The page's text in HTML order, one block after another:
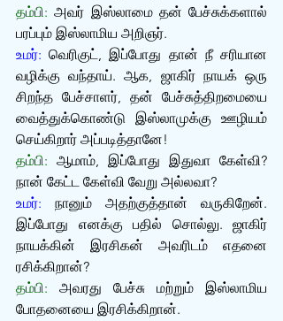
தம்பி: அவர் இஸ்லாமை தன் பேச்சுக்களால்
பரப்பும் இஸ்லாமிய அறிஞர்.
உமர்: வெரிகுட், இப்போது தான் நீ சரியான
வழிக்கு வந்தாய். ஆக, ஜாகிர் நாயக் ஒரு
சிறந்த பேச்சாளர், தன் பேச்சுத்திறமையை
வைத்துக்கொண்டு இஸ்லாமுக்கு ஊழியம்
செய்கிறார் அப்படித்தானே!
தம்பி: ஆமாம், இப்போது இதுவா கேள்வி?
நான் கேட்ட கேள்வி வேறு அல்லவா?
உமர்: நானும் அதற்குத்தான் வருகிறேன்.
இப்போது எனக்கு பதில் சொல்லு. ஜாகிர்
நாயக்கின் இரசிகன் அவரிடம் எதனை
ரசிக்கிறான்?
தம்பி: அவரது பேச்சு மற்றும் இஸ்லாமிய
போதனையை இரசிக்கிறான்.